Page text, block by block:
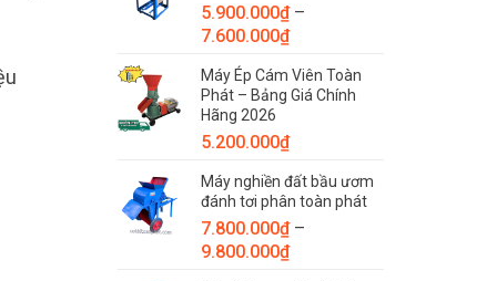
5.900.000₫ –
7.600.000₫Khoảng
từ
5.900.000₫
7.600.000₫
Máy Ép Cám Viên Toàn
Phát – Bảng Giá Chính
Hãng 2026
5.200.000₫
Máy nghiền đất bầu ươm
đánh tơi phân toàn phát
7.800.000₫ –
9.800.000₫Khoảng